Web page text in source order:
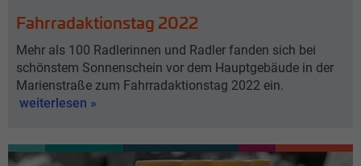
Fahrradaktionstag 2022
Mehr als 100 Radlerinnen und Radler fanden sich bei
schönstem Sonnenschein vor dem Hauptgebäude in der
Marienstraße zum Fahrradaktionstag 2022 ein.
weiterlesen »